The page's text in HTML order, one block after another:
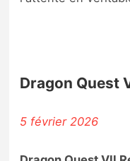
Dragon Quest
5 février 2026